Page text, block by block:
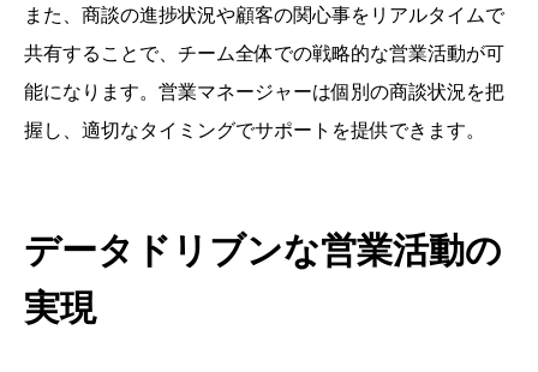
また、商談の進捗状況や顧客の関心事をリアルタイムで
共有することで、チーム全体での戦略的な営業活動が可
能になります。営業マネージャーは個別の商談状況を把
握し、適切なタイミングでサポートを提供できます。
データドリブンな営業活動の
実現